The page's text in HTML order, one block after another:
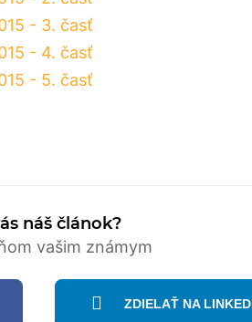
- 3. časť
- 4. časť
- 5. časť
náš článok?
vašim známym
ZDIELAŤ NA